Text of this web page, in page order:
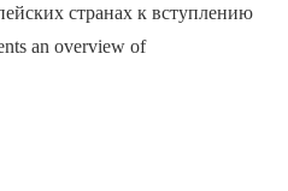
странах к вступлению
an overview of